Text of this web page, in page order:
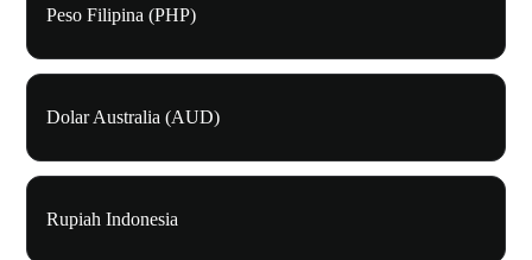
Peso Filipina (PHP)
Dolar Australia (AUD)
Rupiah Indonesia